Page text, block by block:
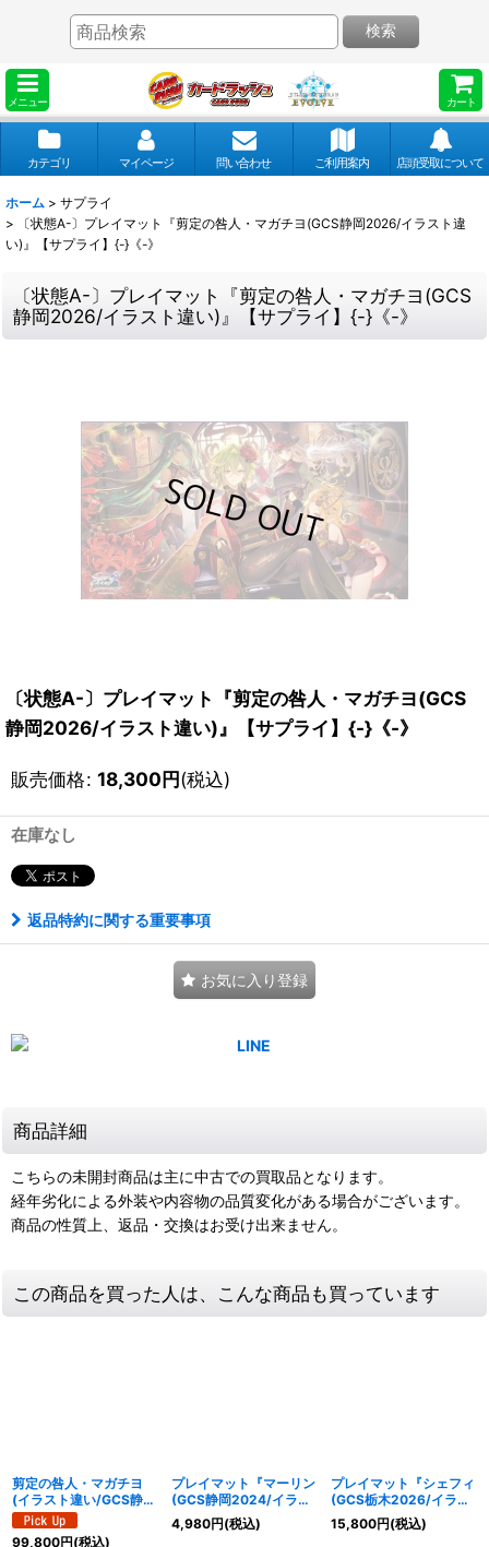
メニュー カート
検索
カテゴリ マイページ 問い合わせ ご利用案内 店頭受取について
ホーム > サプライ
>
〔状態A-〕プレイマット『剪定の咎人・マガチヨ(GCS静岡2026/イラスト違
い)』【サプライ】{-}《-》
〔状態A-〕プレイマット『剪定の咎人・マガチヨ(GCS
静岡2026/イラスト違い)』【サプライ】{-}《-》
〔状態A-〕プレイマット『剪定の咎人・マガチヨ(GCS
静岡2026/イラスト違い)』【サプライ】{-}《-》
販売価格: 18,300円(税込)
在庫なし
返品特約に関する重要事項
お気に入り登録
商品詳細
こちらの未開封商品は主に中古での買取品となります。
経年劣化による外装や内容物の品質変化がある場合がございます。
商品の性質上、返品・交換はお受け出来ません。
この商品を買った人は、こんな商品も買っています
剪定の咎人・マガチヨ
(イラスト違い/GCS静
岡)【PR】{PR-528}
《エルフ》
99,800円(税込)
プレイマット『マーリン
(GCS静岡2024/イラス
ト違い)』【サプライ】
{-}《-》
4,980円(税込)
プレイマット『シェフィ
(GCS栃木2026/イラス
ト違い)』【サプライ】
{-}《-》
15,800円(税込)